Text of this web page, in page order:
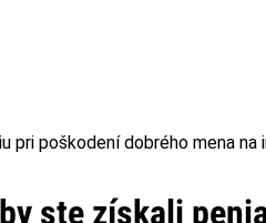
pri poškodení dobrého mena
ste získali